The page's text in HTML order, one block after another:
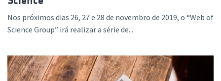
Nos próximos dias 26, 27 e 28 de novembro de 2019, o “Web of
Science Group” irá realizar a série de...